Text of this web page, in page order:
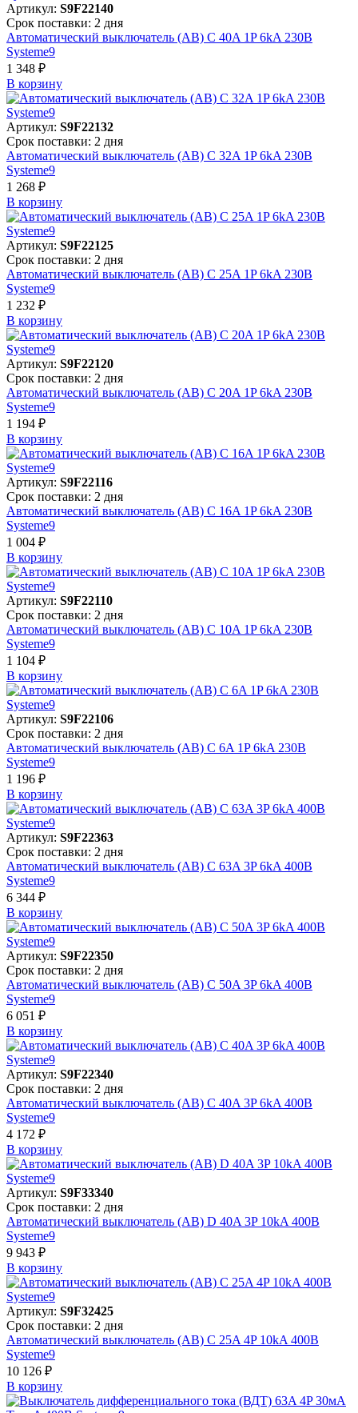
Артикул: S9F22140
Срок поставки: 2 дня
Автоматический выключатель (АВ) C 40A 1P 6kA 230В
Systeme9
1 348 ₽
В корзинy
Артикул: S9F22132
Срок поставки: 2 дня
Автоматический выключатель (АВ) C 32A 1P 6kA 230В
Systeme9
1 268 ₽
В корзинy
Артикул: S9F22125
Срок поставки: 2 дня
Автоматический выключатель (АВ) C 25A 1P 6kA 230В
Systeme9
1 232 ₽
В корзинy
Артикул: S9F22120
Срок поставки: 2 дня
Автоматический выключатель (АВ) C 20A 1P 6kA 230В
Systeme9
1 194 ₽
В корзинy
Артикул: S9F22116
Срок поставки: 2 дня
Автоматический выключатель (АВ) C 16A 1P 6kA 230В
Systeme9
1 004 ₽
В корзинy
Артикул: S9F22110
Срок поставки: 2 дня
Автоматический выключатель (АВ) C 10A 1P 6kA 230В
Systeme9
1 104 ₽
В корзинy
Артикул: S9F22106
Срок поставки: 2 дня
Автоматический выключатель (АВ) C 6A 1P 6kA 230В
Systeme9
1 196 ₽
В корзинy
Артикул: S9F22363
Срок поставки: 2 дня
Автоматический выключатель (АВ) C 63A 3P 6kA 400В
Systeme9
6 344 ₽
В корзинy
Артикул: S9F22350
Срок поставки: 2 дня
Автоматический выключатель (АВ) C 50A 3P 6kA 400В
Systeme9
6 051 ₽
В корзинy
Артикул: S9F22340
Срок поставки: 2 дня
Автоматический выключатель (АВ) C 40A 3P 6kA 400В
Systeme9
4 172 ₽
В корзинy
Артикул: S9F33340
Срок поставки: 2 дня
Автоматический выключатель (АВ) D 40A 3P 10kA 400В
Systeme9
9 943 ₽
В корзинy
Артикул: S9F32425
Срок поставки: 2 дня
Автоматический выключатель (АВ) C 25A 4P 10kA 400В
Systeme9
10 126 ₽
В корзинy